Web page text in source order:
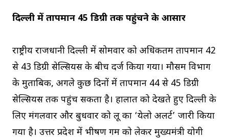
दिल्ली में तापमान 45 डिग्री तक पहुंचने के आसार
राष्ट्रीय राजधानी दिल्ली में सोमवार को अधिकतम तापमान 42
से 43 डिग्री सेल्सियस के बीच दर्ज किया गया। मौसम विभाग
के मुताबिक, अगले कुछ दिनों में तापमान 44 से 45 डिग्री
सेल्सियस तक पहुंच सकता है। हालात को देखते हुए दिल्ली के
लिए मंगलवार और बुधवार को लू का ‘येलो अलर्ट’ जारी किया
गया है। उत्तर प्रदेश में भीषण गर्मी को लेकर मुख्यमंत्री योगी